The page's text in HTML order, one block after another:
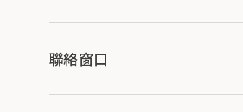
聯絡窗口